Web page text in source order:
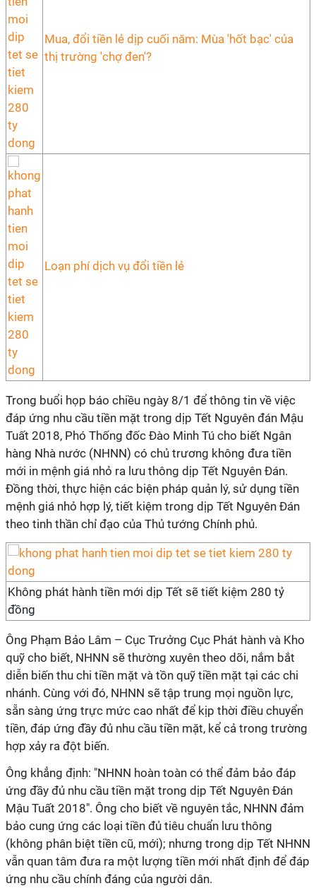
Mua, đổi tiền lẻ dịp cuối năm: Mùa 'hốt bạc' của
thị trường 'chợ đen'?
Loạn phí dịch vụ đổi tiền lẻ
Trong buổi họp báo chiều ngày 8/1 để thông tin về việc
đáp ứng nhu cầu tiền mặt trong dịp Tết Nguyên đán Mậu
Tuất 2018, Phó Thống đốc Đào Minh Tú cho biết Ngân
hàng Nhà nước (NHNN) có chủ trương không đưa tiền
mới in mệnh giá nhỏ ra lưu thông dịp Tết Nguyên Đán.
Đồng thời, thực hiện các biện pháp quản lý, sử dụng tiền
mệnh giá nhỏ hợp lý, tiết kiệm trong dịp Tết Nguyên Đán
theo tinh thần chỉ đạo của Thủ tướng Chính phủ.
Không phát hành tiền mới dịp Tết sẽ tiết kiệm 280 tỷ
đồng
Ông Phạm Bảo Lâm – Cục Trưởng Cục Phát hành và Kho
quỹ cho biết, NHNN sẽ thường xuyên theo dõi, nắm bắt
diễn biến thu chi tiền mặt và tồn quỹ tiền mặt tại các chi
nhánh. Cùng với đó, NHNN sẽ tập trung mọi nguồn lực,
sẵn sàng ứng trực mức cao nhất để kịp thời điều chuyển
tiền, đáp ứng đầy đủ nhu cầu tiền mặt, kể cả trong trường
hợp xảy ra đột biến.
Ông khẳng định: "NHNN hoàn toàn có thể đảm bảo đáp
ứng đầy đủ nhu cầu tiền mặt trong dịp Tết Nguyên Đán
Mậu Tuất 2018". Ông cho biết về nguyên tắc, NHNN đảm
bảo cung ứng các loại tiền đủ tiêu chuẩn lưu thông
(không phân biệt tiền cũ, mới); nhưng trong dịp Tết NHNN
vẫn quan tâm đưa ra một lượng tiền mới nhất định để đáp
ứng nhu cầu chính đáng của người dân.